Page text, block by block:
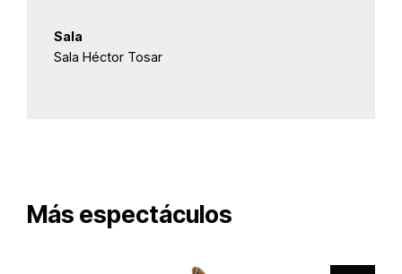
Sala
Sala Héctor Tosar
Más espectáculos